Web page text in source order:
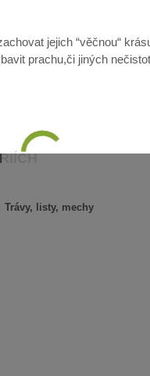
jejich “věčnou“
prachu,či jiných
Trávy, listy, mechy